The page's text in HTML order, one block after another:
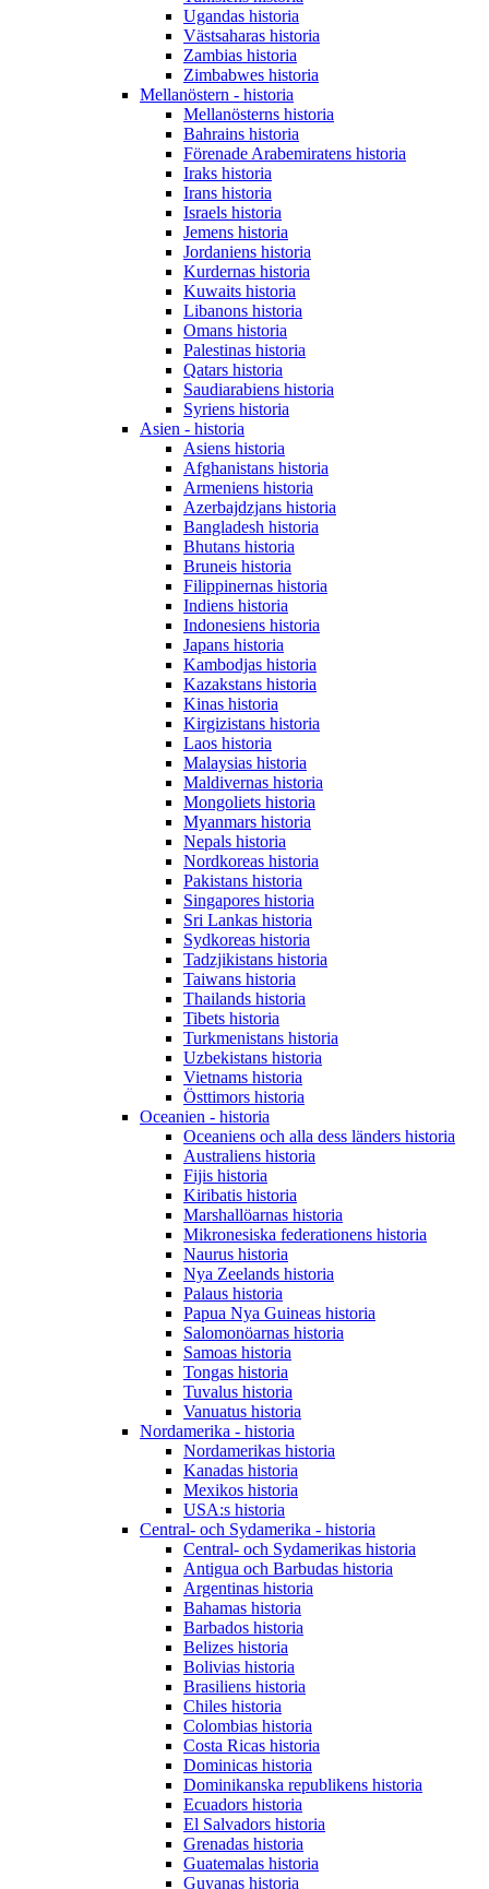
Ugandas historia
Västsaharas historia
Zambias historia
Zimbabwes historia
Mellanöstern - historia
Mellanösterns historia
Bahrains historia
Förenade Arabemiratens historia
Iraks historia
Irans historia
Israels historia
Jemens historia
Jordaniens historia
Kurdernas historia
Kuwaits historia
Libanons historia
Omans historia
Palestinas historia
Qatars historia
Saudiarabiens historia
Syriens historia
Asien - historia
Asiens historia
Afghanistans historia
Armeniens historia
Azerbajdzjans historia
Bangladesh historia
Bhutans historia
Bruneis historia
Filippinernas historia
Indiens historia
Indonesiens historia
Japans historia
Kambodjas historia
Kazakstans historia
Kinas historia
Kirgizistans historia
Laos historia
Malaysias historia
Maldivernas historia
Mongoliets historia
Myanmars historia
Nepals historia
Nordkoreas historia
Pakistans historia
Singapores historia
Sri Lankas historia
Sydkoreas historia
Tadzjikistans historia
Taiwans historia
Thailands historia
Tibets historia
Turkmenistans historia
Uzbekistans historia
Vietnams historia
Östtimors historia
Oceanien - historia
Oceaniens och alla dess länders historia
Australiens historia
Fijis historia
Kiribatis historia
Marshallöarnas historia
Mikronesiska federationens historia
Naurus historia
Nya Zeelands historia
Palaus historia
Papua Nya Guineas historia
Salomonöarnas historia
Samoas historia
Tongas historia
Tuvalus historia
Vanuatus historia
Nordamerika - historia
Nordamerikas historia
Kanadas historia
Mexikos historia
USA:s historia
Central- och Sydamerika - historia
Central- och Sydamerikas historia
Antigua och Barbudas historia
Argentinas historia
Bahamas historia
Barbados historia
Belizes historia
Bolivias historia
Brasiliens historia
Chiles historia
Colombias historia
Costa Ricas historia
Dominicas historia
Dominikanska republikens historia
Ecuadors historia
El Salvadors historia
Grenadas historia
Guatemalas historia
Guyanas historia